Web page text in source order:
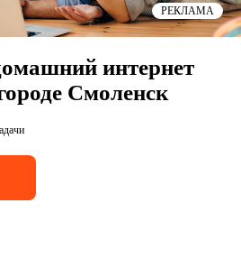
интернет
Смоленск
РЕКЛАМА